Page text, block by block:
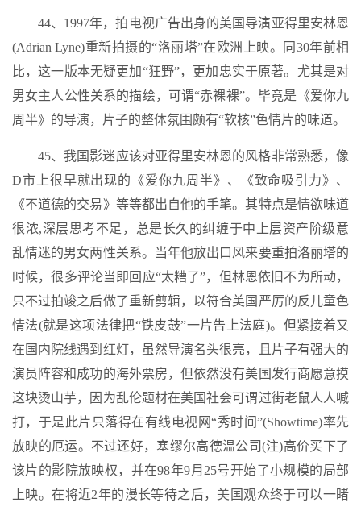
44、1997年，拍电视广告出身的美国导演亚得里安林恩
(Adrian Lyne)重新拍摄的“洛丽塔”在欧洲上映。同30年前相
比，这一版本无疑更加“狂野”，更加忠实于原著。尤其是对
男女主人公性关系的描绘，可谓“赤裸裸”。毕竟是《爱你九
周半》的导演，片子的整体氛围颇有“软核”色情片的味道。
45、我国影迷应该对亚得里安林恩的风格非常熟悉，像
D市上很早就出现的《爱你九周半》、《致命吸引力》、
《不道德的交易》等等都出自他的手笔。其特点是情欲味道
很浓,深层思考不足，总是长久的纠缠于中上层资产阶级意
乱情迷的男女两性关系。当年他放出口风来要重拍洛丽塔的
时候，很多评论当即回应“太糟了”，但林恩依旧不为所动，
只不过拍竣之后做了重新剪辑，以符合美国严厉的反儿童色
情法(就是这项法律把“铁皮鼓”一片告上法庭)。但紧接着又
在国内院线遇到红灯，虽然导演名头很亮，且片子有强大的
演员阵容和成功的海外票房，但依然没有美国发行商愿意摸
这块烫山芋，因为乱伦题材在美国社会可谓过街老鼠人人喊
打，于是此片只落得在有线电视网“秀时间”(Showtime)率先
放映的厄运。不过还好，塞缪尔高德温公司(注)高价买下了
该片的影院放映权，并在98年9月25号开始了小规模的局部
上映。在将近2年的漫长等待之后，美国观众终于可以一睹